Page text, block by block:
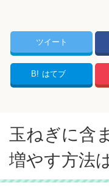
ツイート
B! はてブ
玉ねぎに含
増やす方法